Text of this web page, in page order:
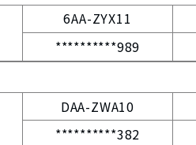
6AA-ZYX11
**********989
DAA-ZWA10
**********382